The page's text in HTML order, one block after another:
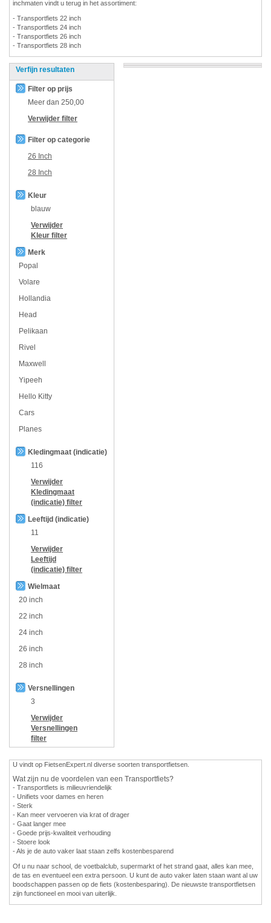
inchmaten vindt u terug in het assortiment:
- Transportfiets 22 inch
- Transportfiets 24 inch
- Transportfiets 26 inch
- Transportfiets 28 inch
Verfijn resultaten
Filter op prijs
Meer dan 250,00
Verwijder filter
Filter op categorie
26 Inch
28 Inch
Kleur
blauw
Verwijder
Kleur filter
Merk
Popal
Volare
Hollandia
Head
Pelikaan
Rivel
Maxwell
Yipeeh
Hello Kitty
Cars
Planes
Kledingmaat (indicatie)
116
Verwijder
Kledingmaat
(indicatie) filter
Leeftijd (indicatie)
11
Verwijder
Leeftijd
(indicatie) filter
Wielmaat
20 inch
22 inch
24 inch
26 inch
28 inch
Versnellingen
3
Verwijder
Versnellingen
filter
U vindt op FietsenExpert.nl diverse soorten transportfietsen.
Wat zijn nu de voordelen van een Transportfiets?
- Transportfiets is milieuvriendelijk
- Unifiets voor dames en heren
- Sterk
- Kan meer vervoeren via krat of drager
- Gaat langer mee
- Goede prijs-kwaliteit verhouding
- Stoere look
- Als je de auto vaker laat staan zelfs kostenbesparend
Of u nu naar school, de voetbalclub, supermarkt of het strand gaat, alles kan mee,
de tas en eventueel een extra persoon. U kunt de auto vaker laten staan want al uw
boodschappen passen op de fiets (kostenbesparing). De nieuwste transportfietsen
zijn functioneel en mooi van uiterlijk.